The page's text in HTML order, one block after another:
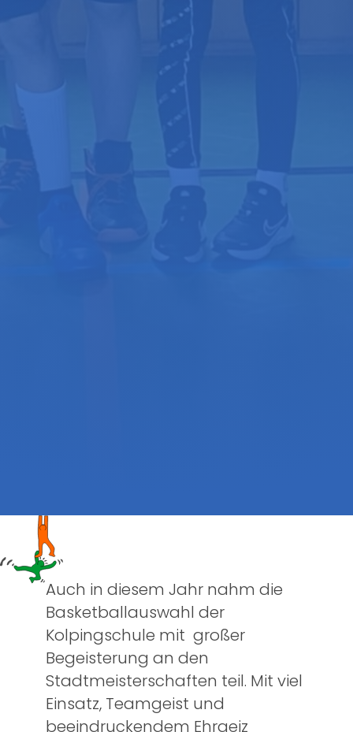
Auch in diesem Jahr nahm die
Basketballauswahl der
Kolpingschule mit großer
Begeisterung an den
Stadtmeisterschaften teil. Mit viel
Einsatz, Teamgeist und
beeindruckendem Ehrgeiz